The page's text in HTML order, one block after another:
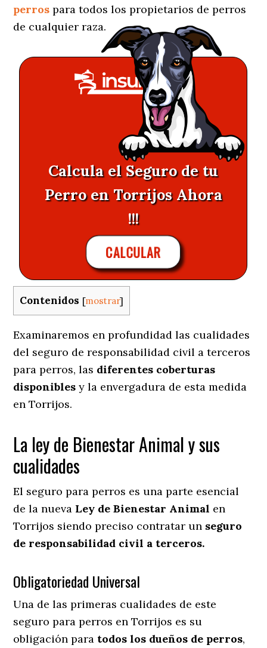
perros para todos los propietarios de perros
de cualquier raza.
Calcula el Seguro de tu
Perro en Torrijos Ahora
!!!
CALCULAR
Contenidos [mostrar]
Examinaremos en profundidad las cualidades
del seguro de responsabilidad civil a terceros
para perros, las diferentes coberturas
disponibles y la envergadura de esta medida
en Torrijos.
La ley de Bienestar Animal y sus
cualidades
El seguro para perros es una parte esencial
de la nueva Ley de Bienestar Animal en
Torrijos siendo preciso contratar un seguro
de responsabilidad civil a terceros.
Obligatoriedad Universal
Una de las primeras cualidades de este
seguro para perros en Torrijos es su
obligación para todos los dueños de perros,